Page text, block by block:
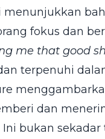
menunjukkan
fokus dan
me that good
terpenuhi
dan
Ini bukan